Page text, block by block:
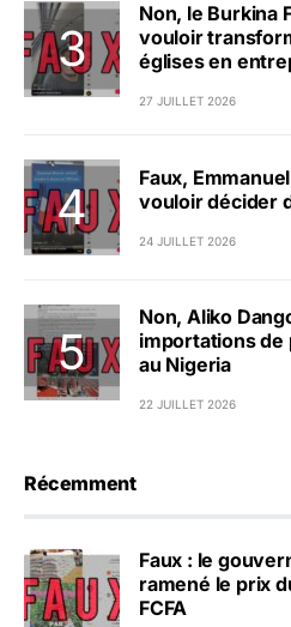
Non, le Burkina
vouloir
églises en
27 JUILLET 2026
Faux,
vouloir décider
24 JUILLET 2026
Non, Aliko
importations de
au Nigeria
22 JUILLET 2026
Récemment
Faux : le
ramené le prix
FCFA